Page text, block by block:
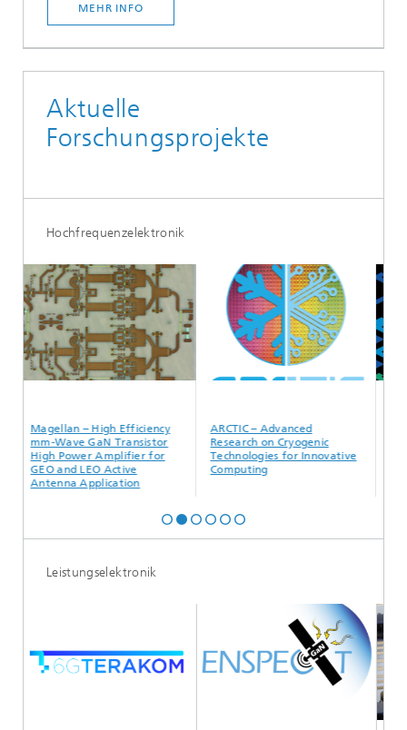
MEHR INFO
Aktuelle
Forschungsprojekte
Hochfrequenzelektronik
– High Efficiency
Wave GaN Transistor
Power Amplifier for
and LEO Active
Application
ARCTIC – Advanced
Research on Cryogenic
Technologies for Innovative
Computing
Leistungselektronik